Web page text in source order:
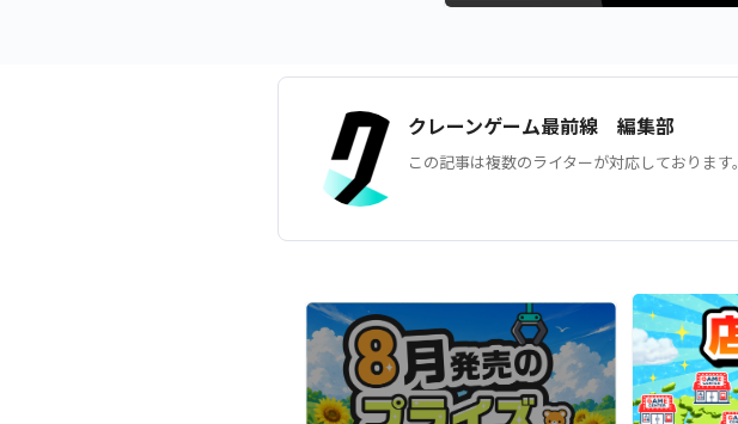
クレーンゲーム最前線 編集部
この記事は複数のライターが対応しております。